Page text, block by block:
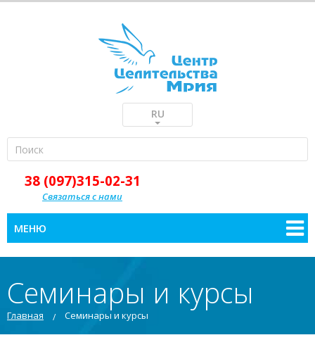
RU
38 (097)315-02-31
Связаться с нами
МЕНЮ
Семинары и курсы
Главная Семинары и курсы